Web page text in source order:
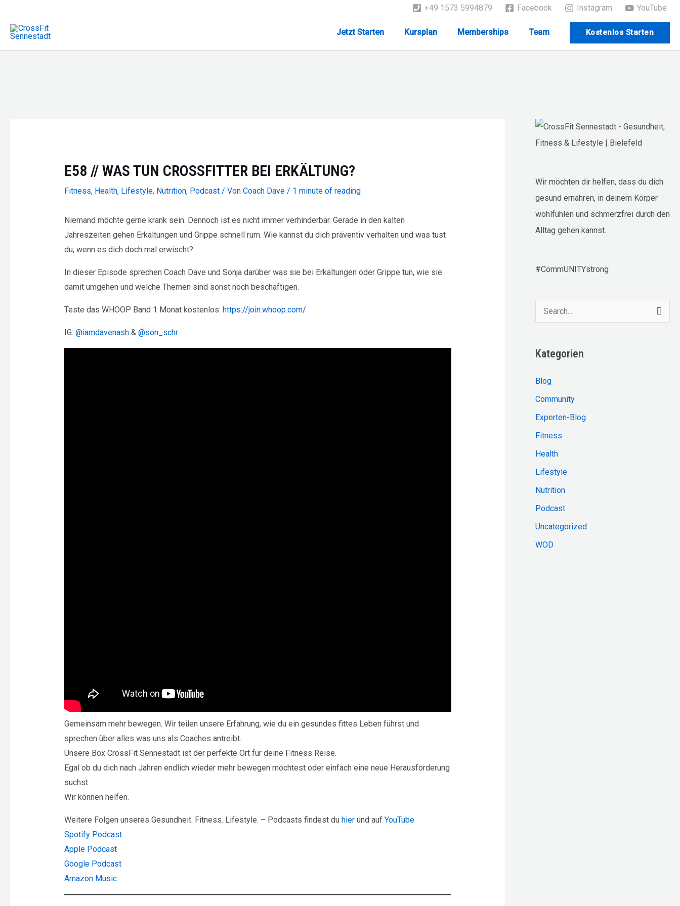
springen
+49 1573 5994879 Facebook Instagram YouTube
Jetzt Starten Kursplan Memberships Team Kostenlos Starten
E58 // WAS TUN CROSSFITTER BEI ERKÄLTUNG?
Fitness, Health, Lifestyle, Nutrition, Podcast/ Von Coach Dave / 1 minute of reading
Niemand möchte gerne krank sein. Dennoch ist es nicht immer verhinderbar. Gerade in den kalten
Jahreszeiten gehen Erkältungen und Grippe schnell rum. Wie kannst du dich präventiv verhalten und was tust
du, wenn es dich doch mal erwischt?
In dieser Episode sprechen Coach Dave und Sonja darüber was sie bei Erkältungen oder Grippe tun, wie sie
damit umgehen und welche Themen sind sonst noch beschäftigen.
Teste das WHOOP Band 1 Monat kostenlos: ⁠https://join.whoop.com/
IG: @iamdavenash& @son_schr
Gemeinsam mehr bewegen. Wir teilen unsere Erfahrung, wie du ein gesundes fittes Leben führst und
sprechen über alles was uns als Coaches antreibt.
Unsere Box CrossFit Sennestadt ist der perfekte Ort für deine Fitness Reise.
Egal ob du dich nach Jahren endlich wieder mehr bewegen möchtest oder einfach eine neue Herausforderung
suchst.
Wir können helfen.
Weitere Folgen unseres Gesundheit. Fitness. Lifestyle. – Podcasts findest du hierund auf YouTube
Spotify Podcast
Apple Podcast
Google Podcast
Amazon Music
Wir möchten dir helfen, dass du dich
gesund ernähren, in deinem Körper
wohlfühlen und schmerzfrei durch den
Alltag gehen kannst.
#CommUNITYstrong
u
h
n
a
c
h
:
Kategorien
Blog
Community
Experten-Blog
Fitness
Health
Lifestyle
Nutrition
Podcast
Uncategorized
WOD